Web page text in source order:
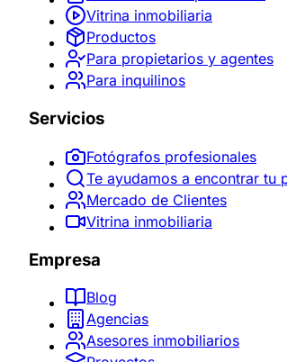
Vitrina inmobiliaria
Productos
Para propietarios y agentes
Para inquilinos
Servicios
Fotógrafos profesionales
Te ayudamos a encontrar tu
Mercado de Clientes
Vitrina inmobiliaria
Empresa
Blog
Agencias
Asesores inmobiliarios